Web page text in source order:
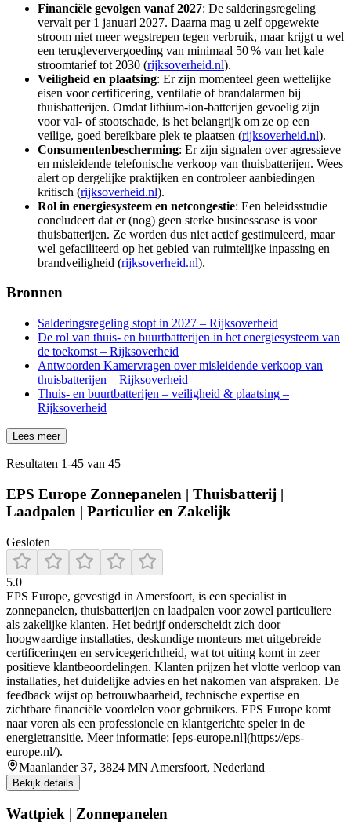
Financiële gevolgen vanaf 2027: De salderingsregeling
vervalt per 1 januari 2027. Daarna mag u zelf opgewekte
stroom niet meer wegstrepen tegen verbruik, maar krijgt u wel
een terugleververgoeding van minimaal 50 % van het kale
stroomtarief tot 2030 (rijksoverheid.nl).
Veiligheid en plaatsing: Er zijn momenteel geen wettelijke
eisen voor certificering, ventilatie of brandalarmen bij
thuisbatterijen. Omdat lithium-ion-batterijen gevoelig zijn
voor val- of stootschade, is het belangrijk om ze op een
veilige, goed bereikbare plek te plaatsen (rijksoverheid.nl).
Consumentenbescherming: Er zijn signalen over agressieve
en misleidende telefonische verkoop van thuisbatterijen. Wees
alert op dergelijke praktijken en controleer aanbiedingen
kritisch (rijksoverheid.nl).
Rol in energiesysteem en netcongestie: Een beleidsstudie
concludeert dat er (nog) geen sterke businesscase is voor
thuisbatterijen. Ze worden dus niet actief gestimuleerd, maar
wel gefaciliteerd op het gebied van ruimtelijke inpassing en
brandveiligheid (rijksoverheid.nl).
Bronnen
Salderingsregeling stopt in 2027 – Rijksoverheid
De rol van thuis- en buurtbatterijen in het energiesysteem van
de toekomst – Rijksoverheid
Antwoorden Kamervragen over misleidende verkoop van
thuisbatterijen – Rijksoverheid
Thuis- en buurtbatterijen – veiligheid & plaatsing –
Rijksoverheid
Lees meer
Resultaten 1-45 van 45
EPS Europe Zonnepanelen | Thuisbatterij |
Laadpalen | Particulier en Zakelijk
Gesloten
5.0
EPS Europe, gevestigd in Amersfoort, is een specialist in
zonnepanelen, thuisbatterijen en laadpalen voor zowel particuliere
als zakelijke klanten. Het bedrijf onderscheidt zich door
hoogwaardige installaties, deskundige monteurs met uitgebreide
certificeringen en servicegerichtheid, wat tot uiting komt in zeer
positieve klantbeoordelingen. Klanten prijzen het vlotte verloop van
installaties, het duidelijke advies en het nakomen van afspraken. De
feedback wijst op betrouwbaarheid, technische expertise en
zichtbare financiële voordelen voor gebruikers. EPS Europe komt
naar voren als een professionele en klantgerichte speler in de
energietransitie. Meer informatie: [eps-europe.nl](https://eps-
europe.nl/).
Maanlander 37, 3824 MN Amersfoort, Nederland
Bekijk details
Wattpiek | Zonnepanelen